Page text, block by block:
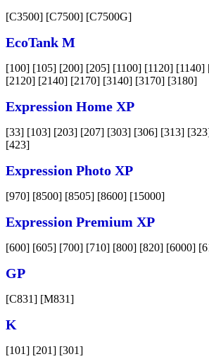
[C3500] [C7500] [C7500G]
EcoTank M
[100] [105] [200] [205] [1100] [1120] [1140]
[2120] [2140] [2170] [3140] [3170] [3180]
Expression Home XP
[33] [103] [203] [207] [303] [306] [313]
[423]
Expression Photo XP
[970] [8500] [8505] [8600] [15000]
Expression Premium XP
[600] [605] [700] [710] [800] [820] [6000]
GP
[C831] [M831]
K
[101] [201] [301]